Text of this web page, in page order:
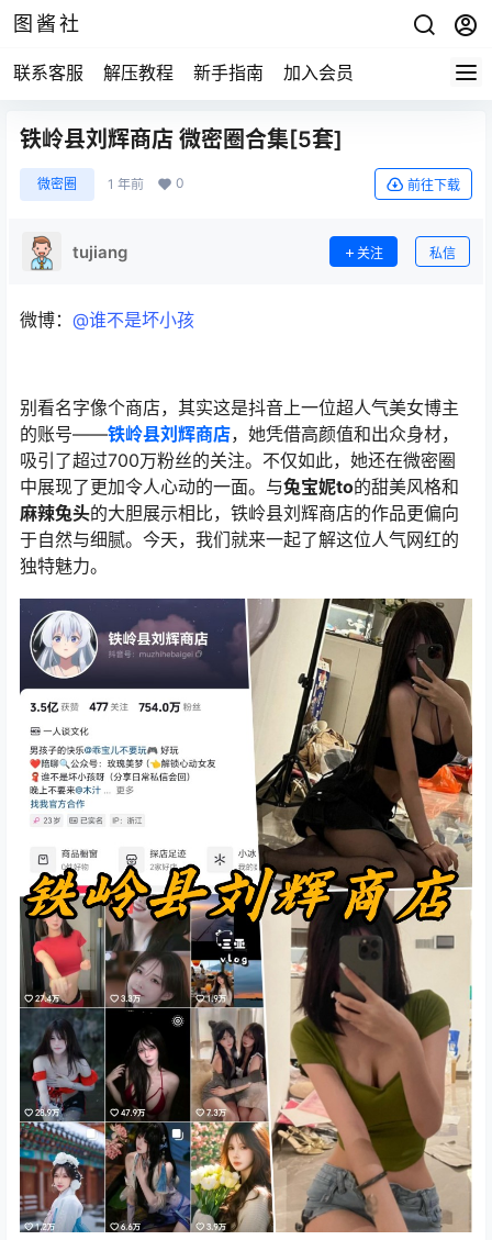
图酱社
联系客服 解压教程 新手指南 加入会员
铁岭县刘辉商店 微密圈合集[5套]
微密圈 1 年前 0 前往下载
tujiang 关注 私信
微博： @谁不是坏小孩
别看名字像个商店，其实这是抖音上一位超人气美女博主
的账号——铁岭县刘辉商店，她凭借高颜值和出众身材，
吸引了超过700万粉丝的关注。不仅如此，她还在微密圈
中展现了更加令人心动的一面。与兔宝妮to的甜美风格和
麻辣兔头的大胆展示相比，铁岭县刘辉商店的作品更偏向
于自然与细腻。今天，我们就来一起了解这位人气网红的
独特魅力。